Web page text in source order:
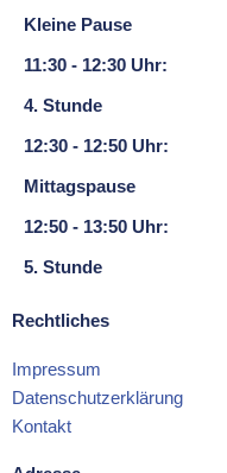
Kleine Pause
11:30 - 12:30 Uhr:
4. Stunde
12:30 - 12:50 Uhr:
Mittagspause
12:50 - 13:50 Uhr:
5. Stunde
Rechtliches
Impressum
Datenschutzerklärung
Kontakt